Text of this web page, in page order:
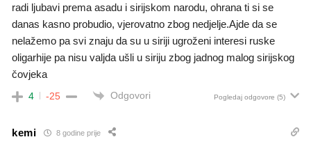
radi ljubavi prema asadu i sirijskom narodu, ohrana ti si se
danas kasno probudio, vjerovatno zbog nedjelje.Ajde da se
nelažemo pa svi znaju da su u siriji ugroženi interesi ruske
oligarhije pa nisu valjda ušli u siriju zbog jadnog malog sirijskog
čovjeka
4 -25 Odgovori Pogledaj odgovore (5)
kemi 8 godine prije